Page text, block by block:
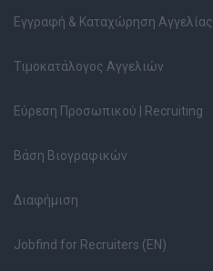
Εγγραφή & Καταχώρηση Αγγελίας
Τιμοκατάλογος Αγγελιών
Εύρεση Προσωπικού | Recruiting
Βάση Βιογραφικών
Διαφήμιση
Jobfind for Recruiters (EN)